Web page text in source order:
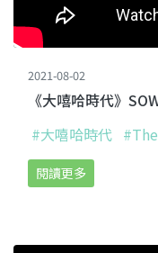
2021-08-02
《大嘻哈時代》
#大嘻哈時代
閱讀更多